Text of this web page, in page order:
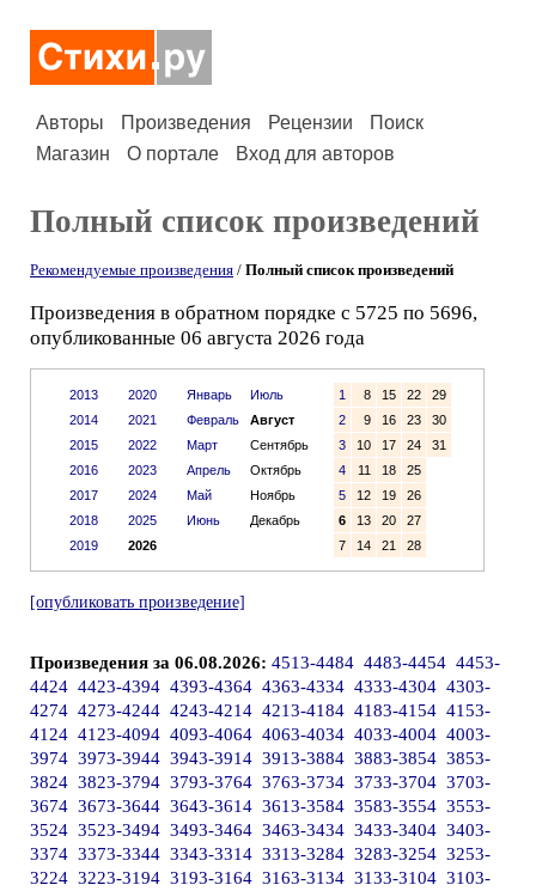
Авторы Произведения Рецензии
Поиск
Магазин
О портале Вход для авторов
Полный список произведений
Рекомендуемые произведения / Полный список произведений
Произведения в обратном порядке с 5725 по 5696,
опубликованные 06 августа 2026 года
2013
2014
2015
2016
2017
2018
2019
2020
2021
2022
2023
2024
2025
2026
Январь
Июль
Февраль
Август
Март
Сентябрь
Апрель
Октябрь
Май
Ноябрь
Июнь
Декабрь
1 8 15 22
29
2
9 16 23
30
3
10 17 24
31
4
11 18
25
5
12 19
26
6
13 20
27
7
14 21 28
[опубликовать произведение]
Произведения за 06.08.2026: 4513-4484 4483-4454 4453-
4424 4423-4394 4393-4364 4363-4334 4333-4304 4303-
4274 4273-4244 4243-4214 4213-4184 4183-4154 4153-
4124 4123-4094 4093-4064 4063-4034 4033-4004 4003-
3974 3973-3944 3943-3914 3913-3884 3883-3854 3853-
3824 3823-3794 3793-3764 3763-3734 3733-3704 3703-
3674 3673-3644 3643-3614 3613-3584 3583-3554 3553-
3524 3523-3494 3493-3464 3463-3434 3433-3404 3403-
3374 3373-3344 3343-3314 3313-3284 3283-3254 3253-
3224 3223-3194 3193-3164 3163-3134 3133-3104 3103-